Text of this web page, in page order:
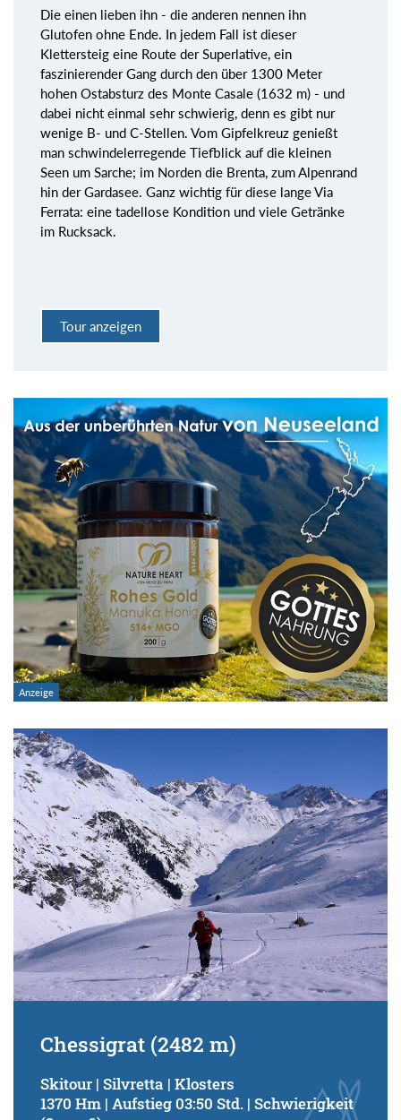
Die einen lieben ihn - die anderen nennen ihn
Glutofen ohne Ende. In jedem Fall ist dieser
Klettersteig eine Route der Superlative, ein
faszinierender Gang durch den über 1300 Meter
hohen Ostabsturz des Monte Casale (1632 m) - und
dabei nicht einmal sehr schwierig, denn es gibt nur
wenige B- und C-Stellen. Vom Gipfelkreuz genießt
man schwindelerregende Tiefblick auf die kleinen
Seen um Sarche; im Norden die Brenta, zum Alpenrand
hin der Gardasee. Ganz wichtig für diese lange Via
Ferrata: eine tadellose Kondition und viele Getränke
im Rucksack.
Tour anzeigen
Chessigrat (2482 m)
Skitour | Silvretta | Klosters
1370 Hm | Aufstieg 03:50 Std. | Schwierigkeit